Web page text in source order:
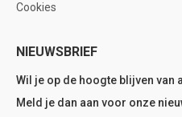
Cookies
NIEUWSBRIEF
Wil je op de hoogte blijven van
Meld je dan aan voor onze